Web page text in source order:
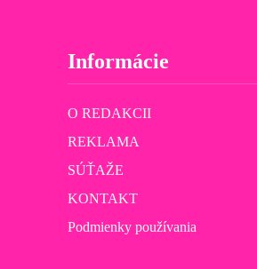
Informácie
O REDAKCII
REKLAMA
SÚŤAŽE
KONTAKT
Podmienky používania